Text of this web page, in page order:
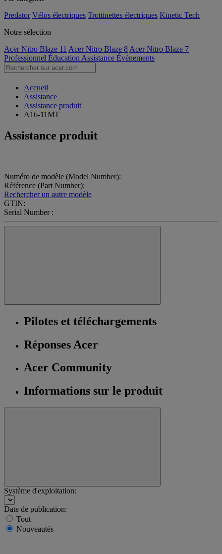
Predator Vélos électriques Trottinettes électriques Kinetic Tech
Notre sélection
Acer Nitro Blaze 11 Acer Nitro Blaze 8 Acer Nitro Blaze 7
Professionnel Éducation Assistance Événements
Accueil
Assistance
Assistance produit
A16-11MT
Assistance produit
Numéro de modèle (Model Number):
Référence (Part Number):
Rechercher un autre modèle
GTIN:
Serial Number :
Pilotes et téléchargements
Réponses Acer
Acer Community
Informations sur le produit
Système d'exploitation:
Date de publication:
Tout
Nouveautés